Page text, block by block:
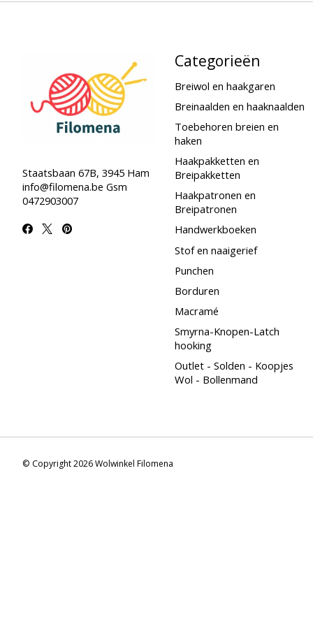
Staatsbaan 67B, 3945 Ham
info@filomena.be Gsm
0472903007
Categorieën
Breiwol en haakgaren
Breinaalden en haaknaalden
Toebehoren breien en
haken
Haakpakketten en
Breipakketten
Haakpatronen en
Breipatronen
Handwerkboeken
Stof en naaigerief
Punchen
Borduren
Macramé
Smyrna-Knopen-Latch
hooking
Outlet - Solden - Koopjes
Wol - Bollenmand
© Copyright 2026 Wolwinkel Filomena